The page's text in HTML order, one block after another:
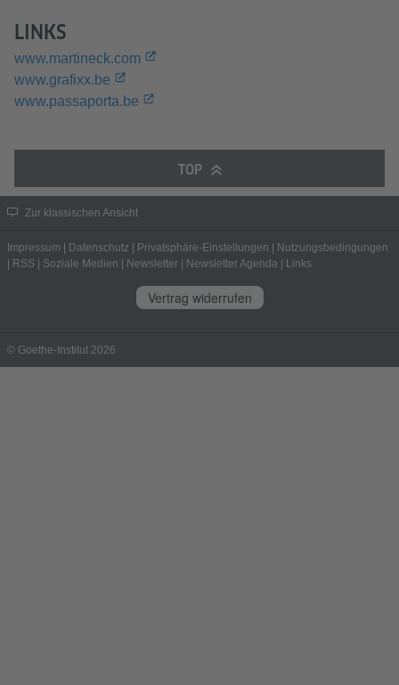
LINKS
www.martineck.com
www.grafixx.be
www.passaporta.be
TOP
Zur klassischen Ansicht
Impressum Datenschutz Privatsphäre-Einstellungen
Nutzungsbedingungen
RSS Soziale Medien Newsletter Newsletter Agenda Links
Vertrag widerrufen
© Goethe-Institut 2026